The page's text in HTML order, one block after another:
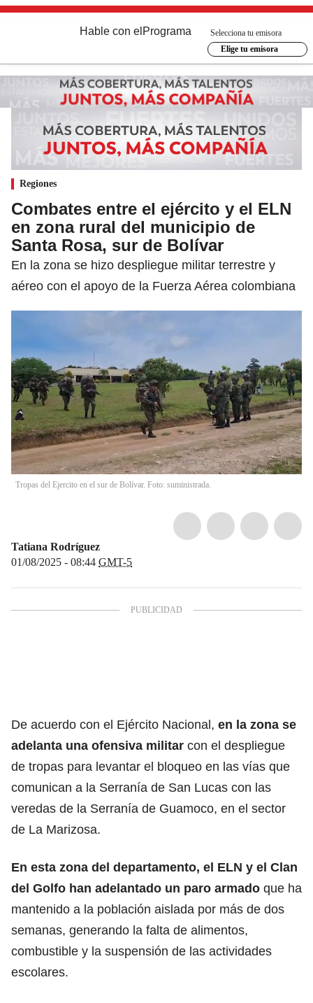
Hable con el Programa
Selecciona tu emisora
Elige tu emisora
Regiones
Combates entre el ejército y el ELN
en zona rural del municipio de
Santa Rosa, sur de Bolívar
En la zona se hizo despliegue militar terrestre y
aéreo con el apoyo de la Fuerza Aérea colombiana
Tropas del Ejercito en el sur de Bolívar. Foto: suministrada.
Tatiana Rodríguez
01/08/2025 - 08:44 GMT-5
De acuerdo con el Ejército Nacional, en la zona se
adelanta una ofensiva militar con el despliegue
de tropas para levantar el bloqueo en las vías que
comunican a la Serranía de San Lucas con las
veredas de la Serranía de Guamoco, en el sector
de La Marizosa.
En esta zona del departamento, el ELN y el Clan
del Golfo han adelantado un paro armado que ha
mantenido a la población aislada por más de dos
semanas, generando la falta de alimentos,
combustible y la suspensión de las actividades
escolares.